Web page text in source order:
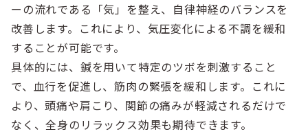
ーの流れである「気」を整え、自律神経のバランスを
改善します。これにより、気圧変化による不調を緩和
することが可能です。
具体的には、鍼を用いて特定のツボを刺激すること
で、血行を促進し、筋肉の緊張を緩和します。これに
より、頭痛や肩こり、関節の痛みが軽減されるだけで
なく、全身のリラックス効果も期待できます。